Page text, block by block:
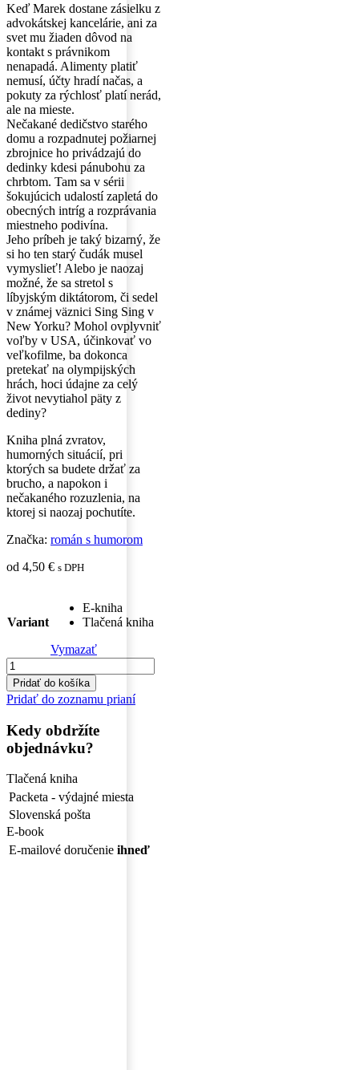
Keď Marek dostane zásielku z
advokátskej kancelárie, ani za
svet mu žiaden dôvod na
kontakt s právnikom
nenapadá. Alimenty platiť
nemusí, účty hradí načas, a
pokuty za rýchlosť platí nerád,
ale na mieste.
Nečakané dedičstvo starého
domu a rozpadnutej požiarnej
zbrojnice ho privádzajú do
dedinky kdesi pánubohu za
chrbtom. Tam sa v sérii
šokujúcich udalostí zapletá do
obecných intríg a rozprávania
miestneho podivína.
Jeho príbeh je taký bizarný, že
si ho ten starý čudák musel
vymyslieť! Alebo je naozaj
možné, že sa stretol s
líbyjským diktátorom, či sedel
v známej väznici Sing Sing v
New Yorku? Mohol ovplyvniť
voľby v USA, účinkovať vo
veľkofilme, ba dokonca
pretekať na olympijských
hrách, hoci údajne za celý
život nevytiahol päty z
dediny?
Kniha plná zvratov,
humorných situácií, pri
ktorých sa budete držať za
brucho, a napokon i
nečakaného rozuzlenia, na
ktorej si naozaj pochutíte.
Značka: román s humorom
od 4,50 € s DPH
Variant
E-kniha
Tlačená kniha
Vymazať
množstvo
Muž
z
domu
čo
mi
cez
rozum
Pridať do košíka
Pridať do zoznamu prianí
Kedy obdržíte
objednávku?
Tlačená kniha
Packeta - výdajné miesta
Slovenská pošta
E-book
E-mailové doručenie ihneď